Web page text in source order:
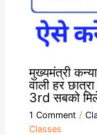
मुख्यमंत्री
वाली हर
3rd सबको
1 Comment /
Classes